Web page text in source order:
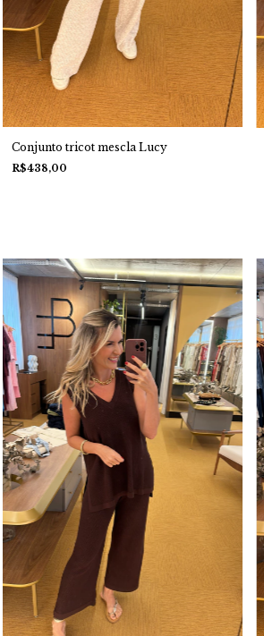
Conjunto tricot mescla Lucy
R$438,00